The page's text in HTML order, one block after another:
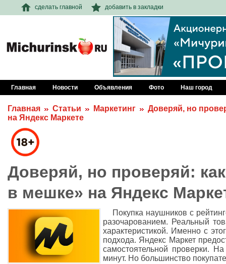
сделать главной добавить в закладки
Главная Новости Объявления Фото Наш город
Главная Статьи Маркетинг
Доверяй, но
на Яндекс Маркете
Доверяй, но проверяй:
в мешке» на Яндекс
Покупка наушников с
разочарованием. Реальный
характеристикой. Именно с
подхода. Яндекс Маркет
самостоятельной проверки.
минут. Но большинство